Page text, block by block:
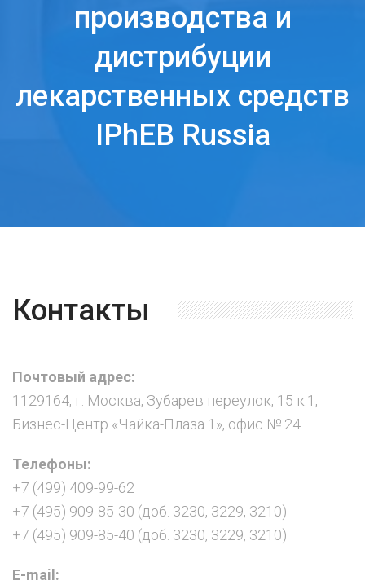
производства и
дистрибуции
лекарственных средств
IPhEB Russia
Контакты
Почтовый адрес:
1129164, г. Москва, Зубарев переулок, 15 к.1,
Бизнес-Центр «Чайка-Плаза 1», офис № 24
Телефоны:
+7 (499) 409-99-62
+7 (495) 909-85-30 (доб. 3230, 3229, 3210)
+7 (495) 909-85-40 (доб. 3230, 3229, 3210)
E-mail: